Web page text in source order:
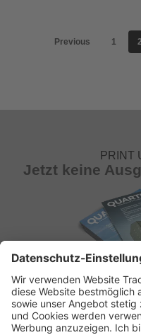
Previous 1 2
PRINT
Jetzt keine